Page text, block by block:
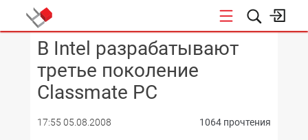
КОНФЕРЕНЦИИ
В Intel разрабатывают
третье поколение
Classmate PC
17:55 05.08.2008 1064 прочтения